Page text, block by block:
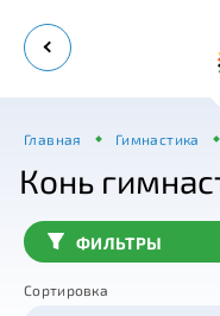
Главная Гимнастика
Конь
ФИЛЬТРЫ
Сортировка